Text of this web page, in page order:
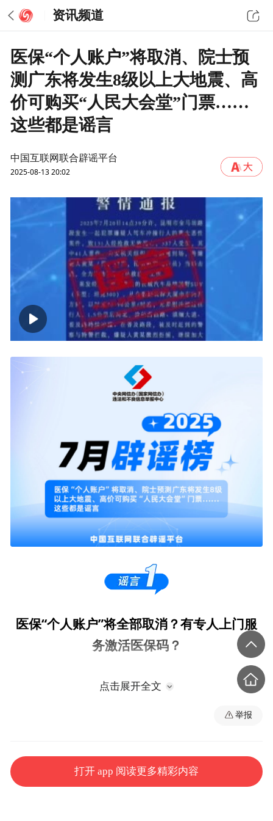
资讯频道
医保“个人账户”将取消、院士预
测广东将发生8级以上大地震、高
价可购买“人民大会堂”门票……
这些都是谣言
中国互联网联合辟谣平台
2025-08-13 20:02
00:00
医保“个人账户”将全部取消？有专人上门服
务激活医保码？
点击展开全文
举报
打开 app 阅读更多精彩内容